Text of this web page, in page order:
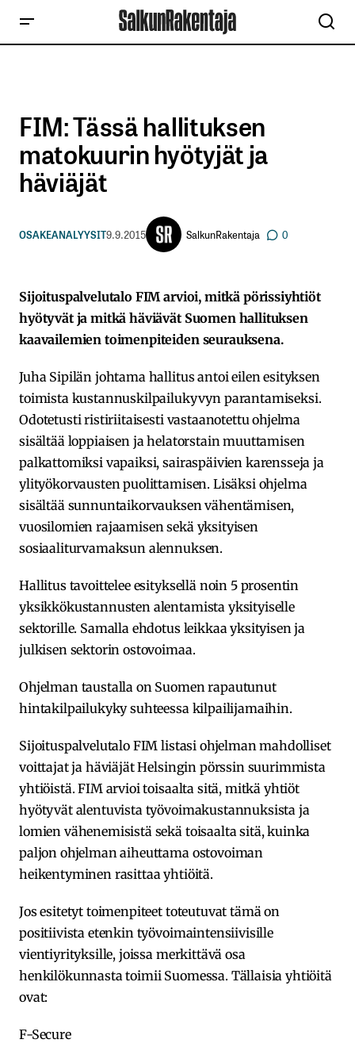
FIM: Tässä hallituksen
matokuurin hyötyjät ja
häviäjät
OSAKEANALYYSIT9.9.2015 SalkunRakentaja 0
Sijoituspalvelutalo FIM arvioi, mitkä pörissiyhtiöt
hyötyvät ja mitkä häviävät Suomen hallituksen
kaavailemien toimenpiteiden seurauksena.
Juha Sipilän johtama hallitus antoi eilen esityksen
toimista kustannuskilpailukyvyn parantamiseksi.
Odotetusti ristiriitaisesti vastaanotettu ohjelma
sisältää loppiaisen ja helatorstain muuttamisen
palkattomiksi vapaiksi, sairaspäivien karensseja ja
ylityökorvausten puolittamisen. Lisäksi ohjelma
sisältää sunnuntaikorvauksen vähentämisen,
vuosilomien rajaamisen sekä yksityisen
sosiaaliturvamaksun alennuksen.
Hallitus tavoittelee esityksellä noin 5 prosentin
yksikkökustannusten alentamista yksityiselle
sektorille. Samalla ehdotus leikkaa yksityisen ja
julkisen sektorin ostovoimaa.
Ohjelman taustalla on Suomen rapautunut
hintakilpailukyky suhteessa kilpailijamaihin.
Sijoituspalvelutalo FIM listasi ohjelman mahdolliset
voittajat ja häviäjät Helsingin pörssin suurimmista
yhtiöistä. FIM arvioi toisaalta sitä, mitkä yhtiöt
hyötyvät alentuvista työvoimakustannuksista ja
lomien vähenemisistä sekä toisaalta sitä, kuinka
paljon ohjelman aiheuttama ostovoiman
heikentyminen rasittaa yhtiöitä.
Jos esitetyt toimenpiteet toteutuvat tämä on
positiivista etenkin työvoimaintensiivisille
vientiyrityksille, joissa merkittävä osa
henkilökunnasta toimii Suomessa. Tällaisia yhtiöitä
ovat:
F-Secure